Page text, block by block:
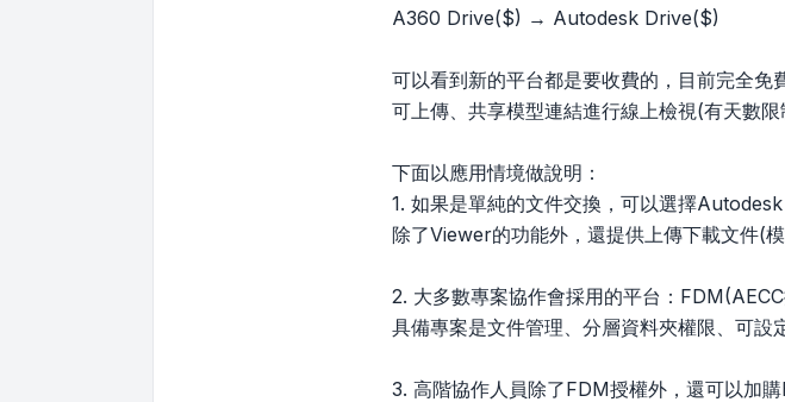
A360 Drive($) → Autodesk Drive($)
可以看到新的平台都是要收費的，目前完全
可上傳、共享模型連結進行線上檢視(有天數
下面以應用情境做說明：
1. 如果是單純的文件交換，可以選擇
除了Viewer的功能外，還提供上傳下載文件(
2. 大多數專案協作會採用的平台：
具備專案是文件管理、分層資料夾權限、可
3. 高階協作人員除了FDM授權外，還可以加